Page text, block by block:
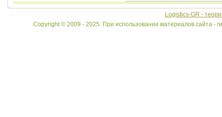
Logistics-GR -
Copyright © 2009 - 2025. При использовании материалов сайта -